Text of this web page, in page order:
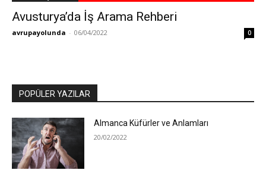
Avusturya’da İş Arama Rehberi
avrupayolunda - 06/04/2022 0
POPÜLER YAZILAR
Almanca Küfürler ve Anlamları
20/02/2022